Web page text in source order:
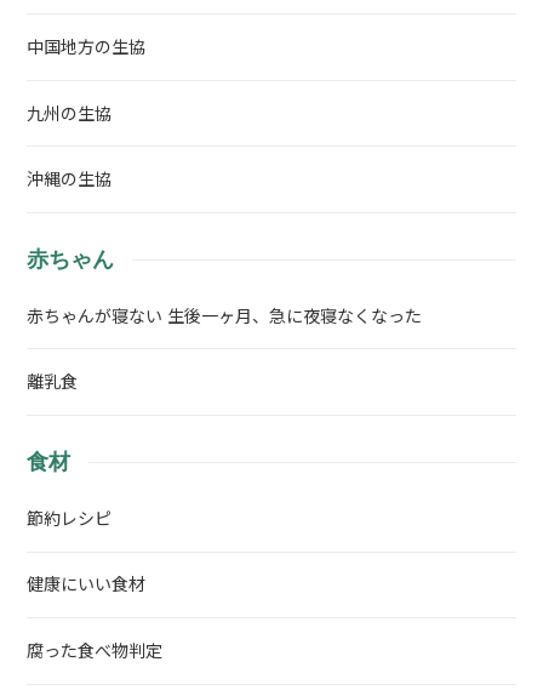
中国地方の生協
九州の生協
沖縄の生協
赤ちゃん
赤ちゃんが寝ない 生後一ヶ月、急に夜寝なくなった
離乳食
食材
節約レシピ
健康にいい食材
腐った食べ物判定